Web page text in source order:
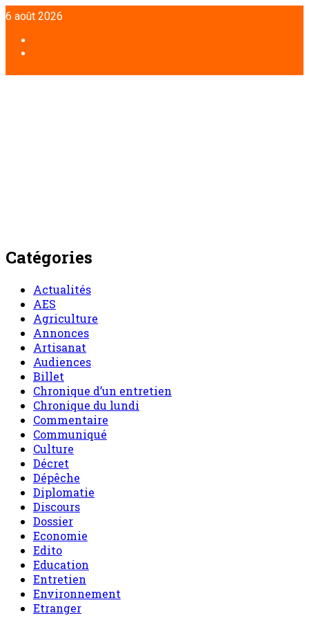
Aller
au
contenu
6 août 2026
Catégories
Actualités
AES
Agriculture
Annonces
Artisanat
Audiences
Billet
Chronique d’un entretien
Chronique du lundi
Commentaire
Communiqué
Culture
Décret
Dépêche
Diplomatie
Discours
Dossier
Economie
Edito
Education
Entretien
Environnement
Etranger